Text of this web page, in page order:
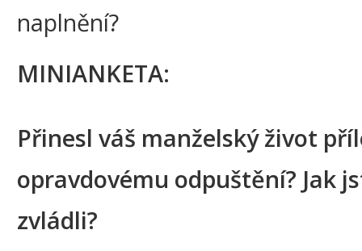
naplnění?
MINIANKETA:
Přinesl váš manželský život
opravdovému odpuštění? Jak
zvládli?